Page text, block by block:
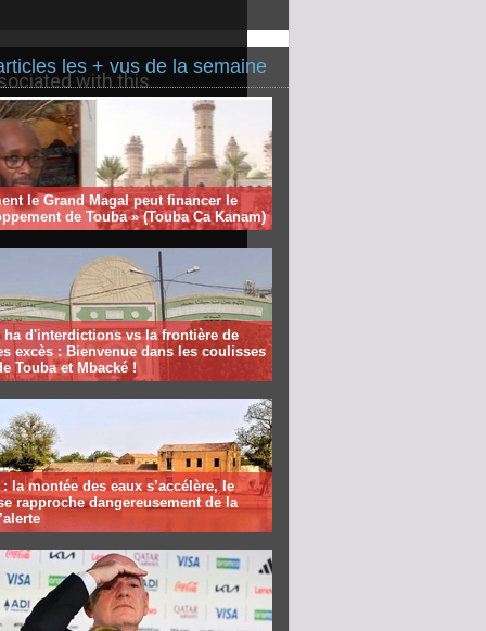
les + vus de la semaine
le Grand Magal peut financer le
de Touba » (Touba Ca Kanam)
ha d'interdictions vs la frontière de
excès : Bienvenue dans les coulisses
Touba et Mbacké !
la montée des eaux s’accélère, le
rapproche dangereusement de la